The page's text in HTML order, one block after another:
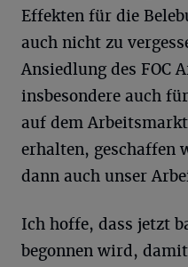
Effekten für die
auch nicht zu
Ansiedlung des FOC
insbesondere auch
auf dem
erhalten, geschaffen
dann auch unser
Ich hoffe, dass jetzt
begonnen wird,